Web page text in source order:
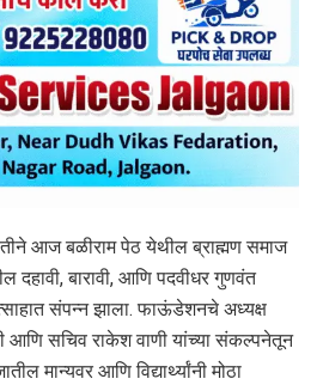
आज बळीराम पेठ येथील ब्राह्मण समाज
दहावी, बारावी, आणि पदवीधर गुणवंत
संपन्न झाला. फाऊंडेशनचे अध्यक्ष
आणि सचिव राकेश वाणी यांच्या संकल्पनेतून
मान्यवर आणि विद्यार्थ्यांनी मोठा